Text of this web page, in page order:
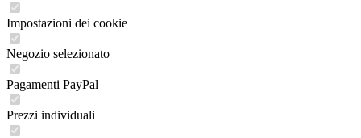
Impostazioni dei cookie
Negozio selezionato
Pagamenti PayPal
Prezzi individuali